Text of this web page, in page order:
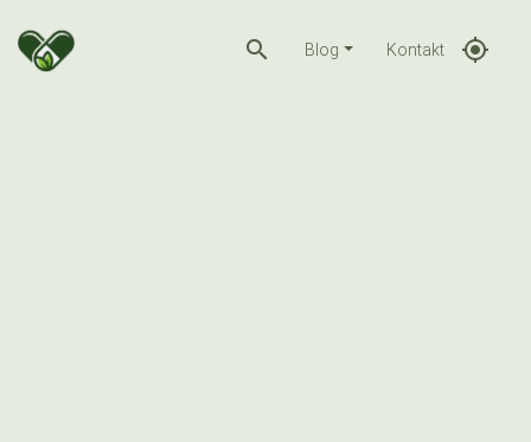
search Blog Kontakt gps_fixed